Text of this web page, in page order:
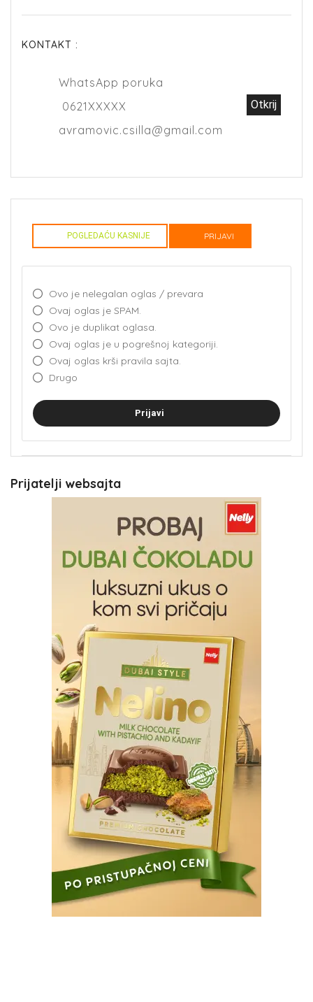
KONTAKT :
WhatsApp poruka
0621XXXXX
Otkrij
avramovic.csilla@gmail.com
POGLEDAĆU KASNIJE PRIJAVI
Ovo je nelegalan oglas / prevara
Ovaj oglas je SPAM.
Ovo je duplikat oglasa.
Ovaj oglas je u pogrešnoj kategoriji.
Ovaj oglas krši pravila sajta.
Drugo
Prijavi
Prijatelji websajta